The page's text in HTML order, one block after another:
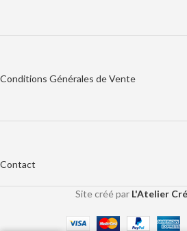
Conditions Générales de Vente
Contact
Site créé par L'Atelier